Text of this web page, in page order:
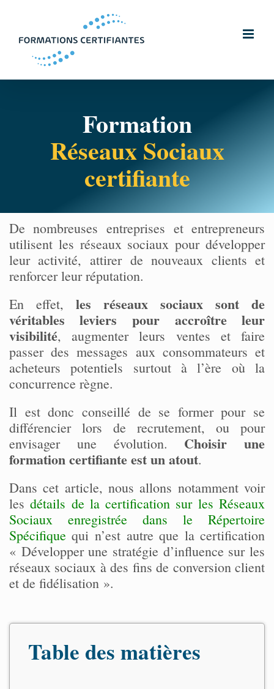
content
Formation
Réseaux Sociaux
certifiante
De nombreuses entreprises et entrepreneurs
utilisent les réseaux sociaux pour développer
leur activité, attirer de nouveaux clients et
renforcer leur réputation.
En effet, les réseaux sociaux sont de
véritables leviers pour accroître leur
visibilité, augmenter leurs ventes et faire
passer des messages aux consommateurs et
acheteurs potentiels surtout à l’ère où la
concurrence règne.
Il est donc conseillé de se former pour se
différencier lors de recrutement, ou pour
envisager une évolution. Choisir une
formation certifiante est un atout.
Dans cet article, nous allons notamment voir
lesdétails de la certification sur les Réseaux
Sociaux enregistrée dans le Répertoire
Spécifiquequi n’est autre que la certification
« Développer une stratégie d’influence sur les
réseaux sociaux à des fins de conversion client
et de fidélisation ».
Table des matières